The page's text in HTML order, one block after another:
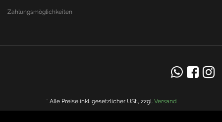
Zahlungsmöglichkeiten
* Alle Preise inkl. gesetzlicher USt., zzgl. Versand